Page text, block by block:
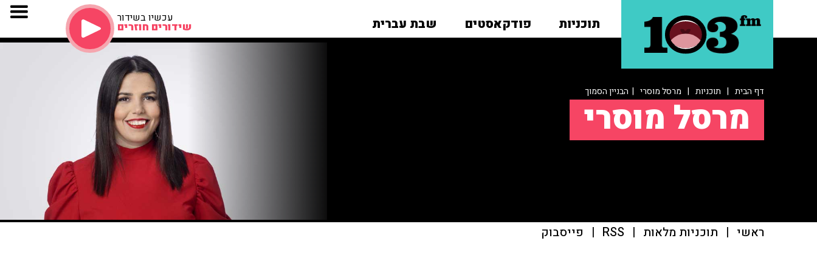
תוכניות פודקאסטים שבת עברית עכשיו בשידור
שידורים חוזרים
דף הבית | תוכניות | מרסל מוסרי | הבניין הסמוך
מרסל מוסרי
ראשי | תוכניות מלאות |
RSS
| פייסבוק